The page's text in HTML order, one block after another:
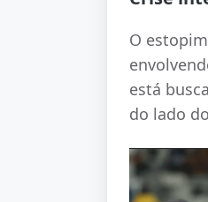
O
está
do lado